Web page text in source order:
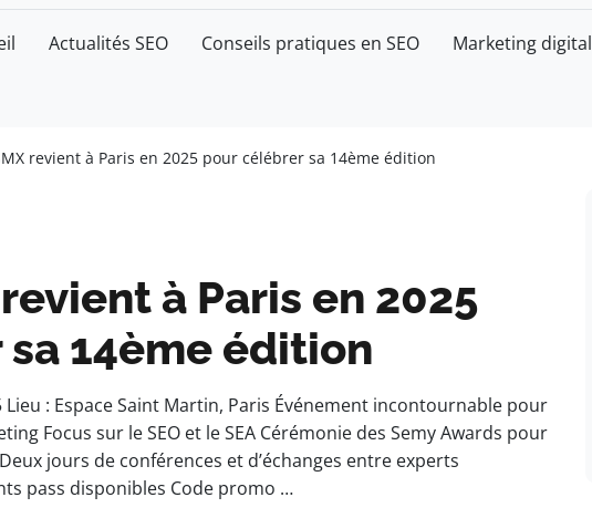
Actualités SEO Conseils pratiques en SEO Marketing digital
revient à Paris en 2025 pour célébrer sa 14ème édition
à Paris en 2025
14ème édition
Lieu : Espace Saint Martin, Paris Événement incontournable pour
Focus sur le SEO et le SEA Cérémonie des Semy Awards pour
jours de conférences et d’échanges entre experts
pass disponibles Code promo …